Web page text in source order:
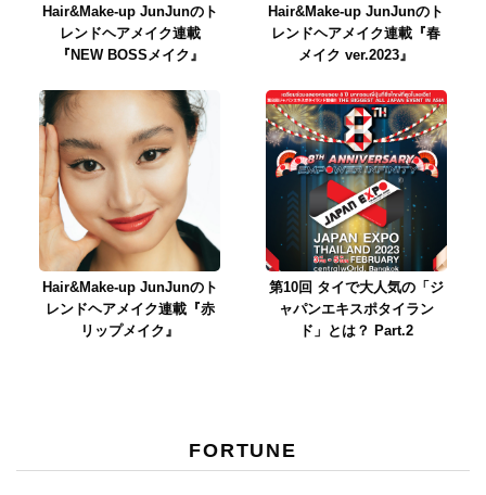
Hair&Make-up JunJunのト
レンドヘアメイク連載
『NEW BOSSメイク』
Hair&Make-up JunJunのト
レンドヘアメイク連載『春
メイク ver.2023』
Hair&Make-up JunJunのト
レンドヘアメイク連載『赤
リップメイク』
第10回 タイで大人気の「ジ
ャパンエキスポタイラン
ド」とは？ Part.2
FORTUNE